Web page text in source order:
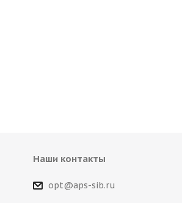
Наши контакты
opt@aps-sib.ru